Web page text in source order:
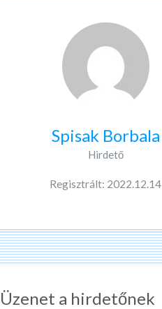
Spisak Borbala
Hirdető
Regisztrált: 2022.12.14
Üzenet a hirdetőnek